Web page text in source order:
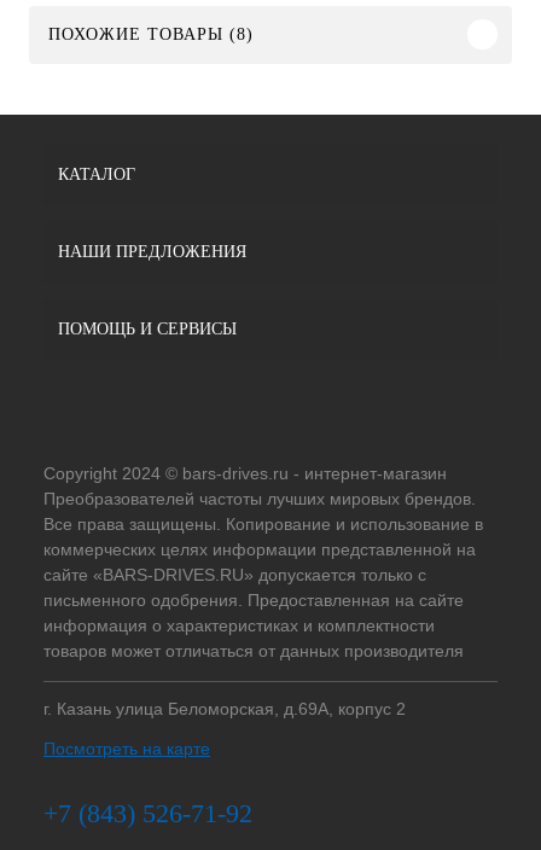
ПОХОЖИЕ ТОВАРЫ (8)
КАТАЛОГ
НАШИ ПРЕДЛОЖЕНИЯ
ПОМОЩЬ И СЕРВИСЫ
Copyright 2024 © bars-drives.ru - интернет-магазин
Преобразователей частоты лучших мировых брендов.
Все права защищены. Копирование и использование в
коммерческих целях информации представленной на
сайте «BARS-DRIVES.RU» допускается только с
письменного одобрения. Предоставленная на сайте
информация о характеристиках и комплектности
товаров может отличаться от данных производителя
г. Казань улица Беломорская, д.69А, корпус 2
Посмотреть на карте
+7 (843) 526-71-92